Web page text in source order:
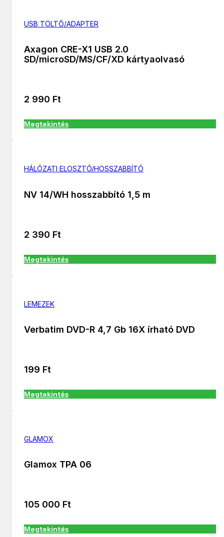
USB TÖLTŐ/ADAPTER
Axagon CRE-X1 USB 2.0
SD/microSD/MS/CF/XD kártyaolvasó
2 990 Ft
Megtekintés
HÁLÓZATI ELOSZTÓ/HOSSZABBÍTÓ
NV 14/WH hosszabbító 1,5 m
2 390 Ft
Megtekintés
LEMEZEK
Verbatim DVD-R 4,7 Gb 16X írható DVD
199 Ft
Megtekintés
GLAMOX
Glamox TPA 06
105 000 Ft
Megtekintés